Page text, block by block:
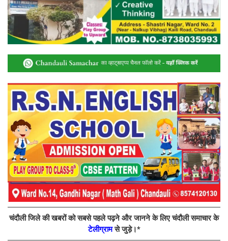
चंदौली जिले की खबरों को सबसे पहले पढ़ने और जानने के लिए चंदौली समाचार के
टेलीग्रामसे जुड़े।*